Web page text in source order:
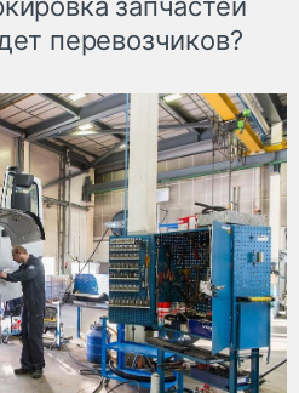
перевозчиков?